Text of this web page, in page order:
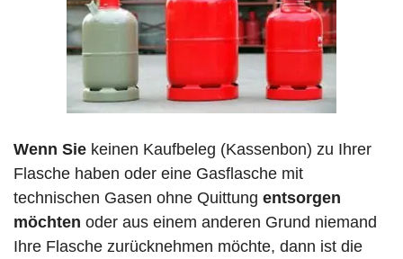
Wenn Sie keinen Kaufbeleg (Kassenbon) zu Ihrer
Flasche haben oder eine Gasflasche mit
technischen Gasen ohne Quittung entsorgen
möchten oder aus einem anderen Grund niemand
Ihre Flasche zurücknehmen möchte, dann ist die